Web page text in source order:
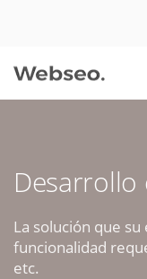
La solución que
funcionalidad
etc.